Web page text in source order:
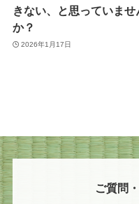
きない、と思っていませ
か？
2026年1月17日
ご質問